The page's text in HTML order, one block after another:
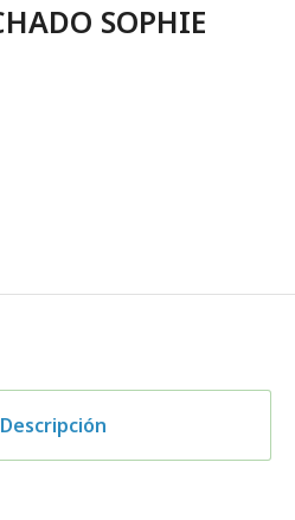
SOPHIE
Descripción